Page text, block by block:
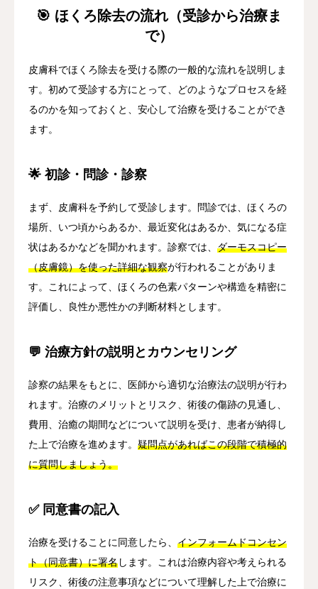
🎯 ほくろ除去の流れ（受診から治療ま
で）
皮膚科でほくろ除去を受ける際の一般的な流れを説明しま
す。初めて受診する方にとって、どのようなプロセスを経
るのかを知っておくと、安心して治療を受けることができ
ます。
🌟 初診・問診・診察
まず、皮膚科を予約して受診します。問診では、ほくろの
場所、いつ頃からあるか、最近変化はあるか、気になる症
状はあるかなどを聞かれます。診察では、 ダーモスコピー
（皮膚鏡）を使った詳細な観察が行われることがありま
す。これによって、ほくろの色素パターンや構造を精密に
評価し、良性か悪性かの判断材料とします。
💬 治療方針の説明とカウンセリング
診察の結果をもとに、医師から適切な治療法の説明が行わ
れます。治療のメリットとリスク、術後の傷跡の見通し、
費用、治癒の期間などについて説明を受け、患者が納得し
た上で治療を進めます。 疑問点があればこの段階で積極的
に質問しましょう。
✅ 同意書の記入
治療を受けることに同意したら、 インフォームドコンセン
ト（同意書）に署名します。これは治療内容や考えられる
リスク、術後の注意事項などについて理解した上で治療に